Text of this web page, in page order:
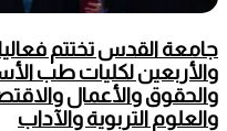
جامعة القدس تختتم
والأربعين لكليات طب
والحقوق والأعمال
والعلوم التربوية والآداب